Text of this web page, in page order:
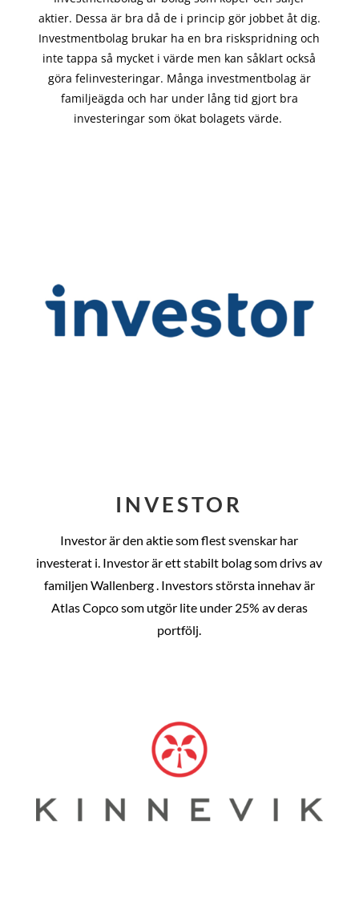
aktier. Dessa är bra då de i princip görjobbet åt dig.
Investmentbolag brukar ha en bra riskspridning och
inte tappa så mycket i värde men kan såklart också
göra felinvesteringar. Många investmentbolag är
familjeägda och har under lång tid gjort bra
investeringar som ökat bolagets värde.
INVESTOR
Investor är den aktie som flest svenskar har
investerat i. Investor är ett stabilt bolag som drivs av
familjen Wallenberg . Investors största innehav är
Atlas Copco som utgör lite under 25% av deras
portfölj.